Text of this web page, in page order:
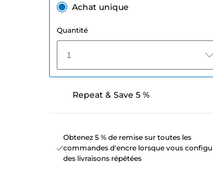
Achat unique
Quantité
1
Repeat & Save 5 %
Obtenez 5 % de remise sur toutes les
commandes d'encre lorsque vous
des livraisons répétées